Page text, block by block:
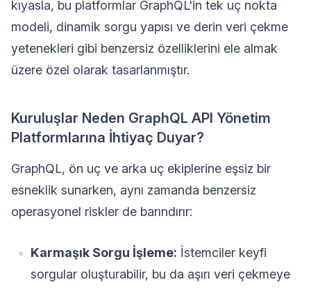
kıyasla, bu platformlar GraphQL'in tek uç nokta
modeli, dinamik sorgu yapısı ve derin veri çekme
yetenekleri gibi benzersiz özelliklerini ele almak
üzere özel olarak tasarlanmıştır.
Kuruluşlar Neden GraphQL API Yönetim
Platformlarına İhtiyaç Duyar?
GraphQL, ön uç ve arka uç ekiplerine eşsiz bir
esneklik sunarken, aynı zamanda benzersiz
operasyonel riskler de barındırır:
Karmaşık Sorgu İşleme: İstemciler keyfi
sorgular oluşturabilir, bu da aşırı veri çekmeye